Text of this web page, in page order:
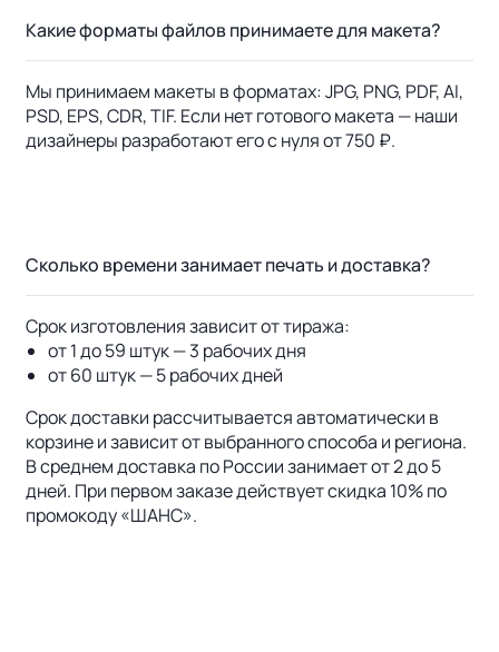
Какие форматы файлов принимаете для макета?
Мы принимаем макеты в форматах: JPG, PNG, PDF, AI,
PSD, EPS, CDR, TIF. Если нет готового макета — наши
дизайнеры разработают его с нуля от 750 ₽.
Сколько времени занимает печать и доставка?
Срок изготовления зависит от тиража:
от 1 до 59 штук — 3 рабочих дня
от 60 штук — 5 рабочих дней
Срок доставки рассчитывается автоматически в
корзине и зависит от выбранного способа и региона.
В среднем доставка по России занимает от 2 до 5
дней. При первом заказе действует скидка 10% по
промокоду «ШАНС».